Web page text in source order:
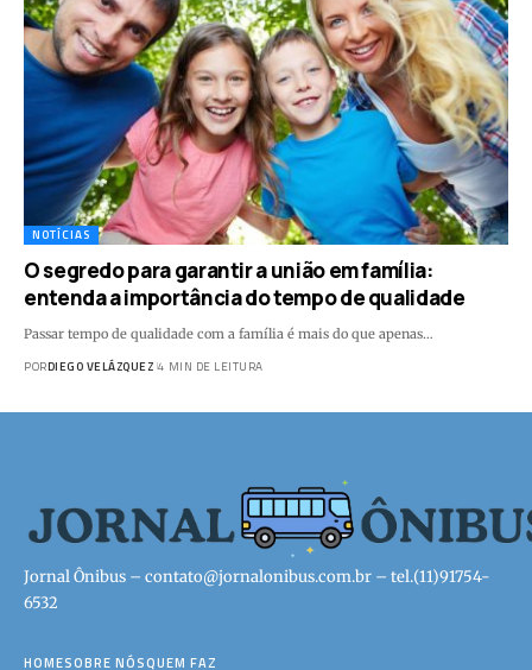
NOTÍCIAS
O segredo para garantir a união em família:
entenda a importância do tempo de qualidade
Passar tempo de qualidade com a família é mais do que apenas…
PORDIEGO VELÁZQUEZ 4 MIN DE LEITURA
Jornal Ônibus – contato@jornalonibus.com.br – tel.(11)91754-
6532
HOMESOBRE NÓSQUEM FAZ